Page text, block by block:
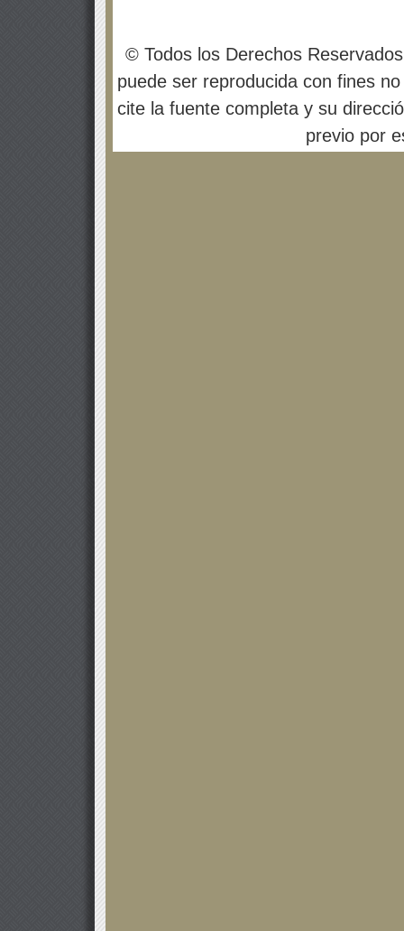
© Todos los Derechos
puede ser reproducida con fines
cite la fuente completa y su
previo por